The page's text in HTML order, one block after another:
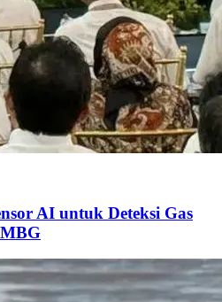
AI untuk Deteksi Gas